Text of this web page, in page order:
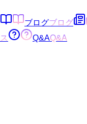
ブログブログ
ス
Q&AQ&A